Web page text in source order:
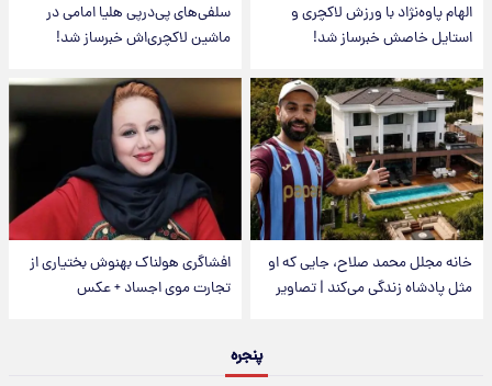
الهام پاوه‌نژاد با ورزش لاکچری و
استایل خاصش خبرساز شد!
سلفی‌های پی‌درپی هلیا امامی در
ماشین لاکچری‌اش خبرساز شد!
خانه مجلل محمد صلاح، جایی که او
مثل پادشاه زندگی می‌کند | تصاویر
افشاگری هولناک بهنوش بختیاری از
تجارت موی اجساد + عکس
پنجره